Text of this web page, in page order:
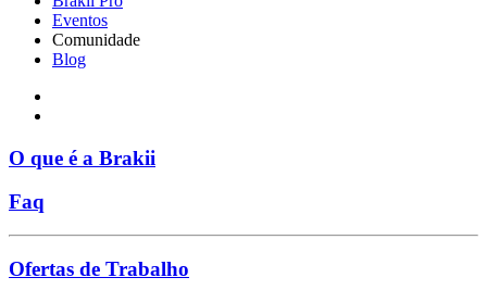
Eventos
Comunidade
Blog
O que é a Brakii
Faq
Ofertas de Trabalho